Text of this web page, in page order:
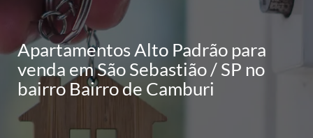
Apartamentos Alto Padrão para
venda em São Sebastião / SP no
bairro Bairro de Camburi